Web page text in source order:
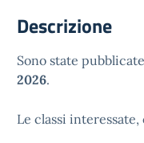
Descrizione
Sono state
2026.
Le classi